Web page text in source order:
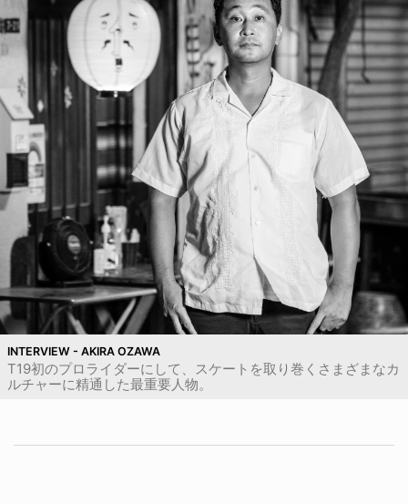
INTERVIEW - AKIRA OZAWA
T19初のプロライダーにして、スケートを取り巻くさまざまなカ
ルチャーに精通した最重要人物。